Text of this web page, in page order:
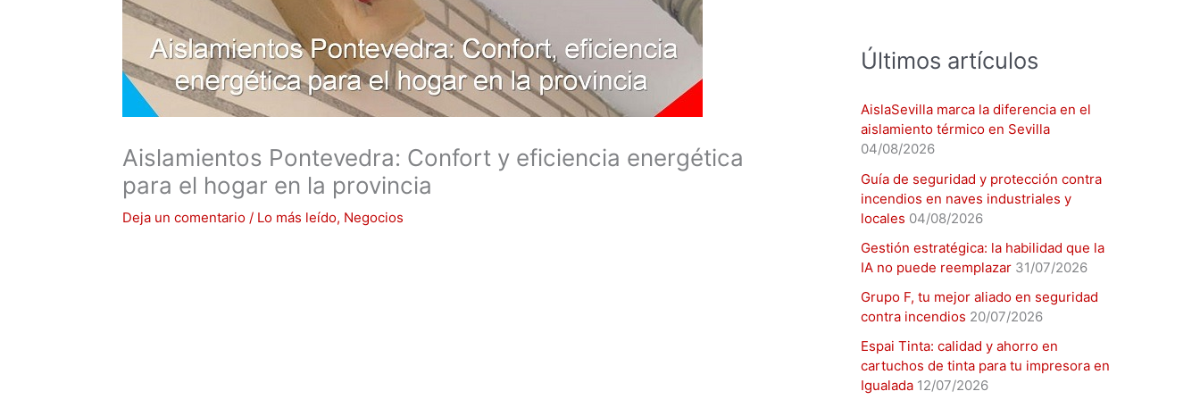
Aislamientos Pontevedra: Confort y eficiencia energética
para el hogar en la provincia
Deja un comentario / Lo más leído, Negocios
Últimos artículos
AislaSevilla marca la diferencia en el
aislamiento térmico en Sevilla
04/08/2026
Guía de seguridad y protección contra
incendios en naves industriales y
locales 04/08/2026
Gestión estratégica: la habilidad que la
IA no puede reemplazar 31/07/2026
Grupo F, tu mejor aliado en seguridad
contra incendios 20/07/2026
Espai Tinta: calidad y ahorro en
cartuchos de tinta para tu impresora en
Igualada 12/07/2026